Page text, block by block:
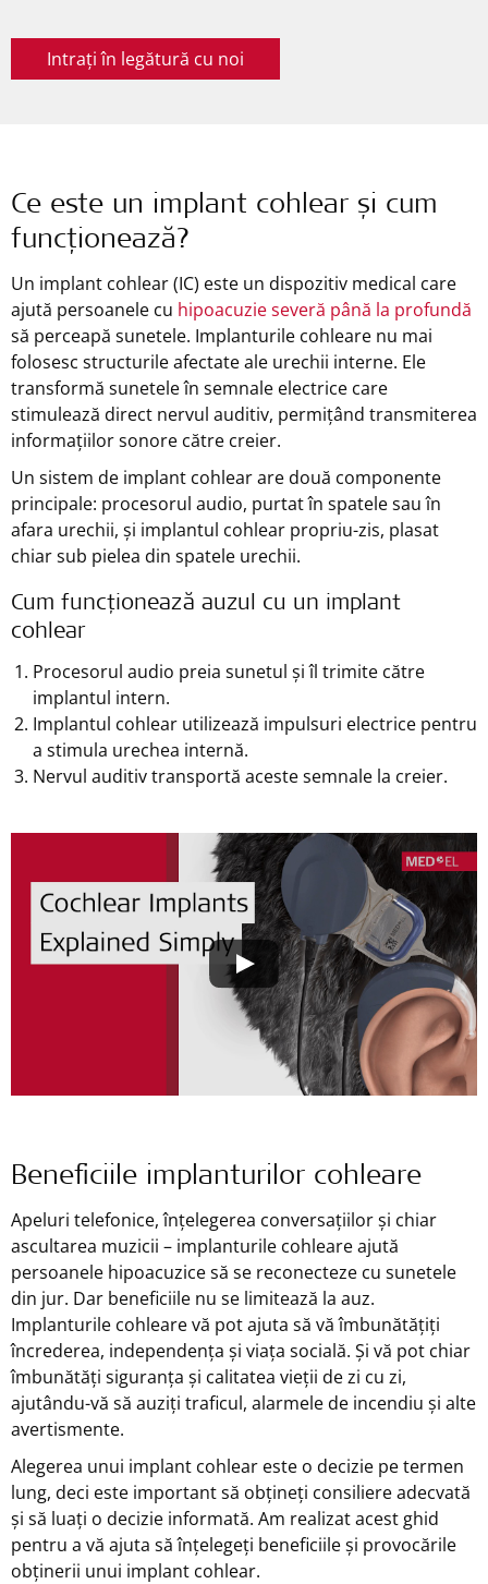
Intrați în legătură cu noi
Ce este un implant cohlear și cum
funcționează?
Un implant cohlear (IC) este un dispozitiv medical care
ajută persoanele cu hipoacuzie severă până la profundă
să perceapă sunetele. Implanturile cohleare nu mai
folosesc structurile afectate ale urechii interne. Ele
transformă sunetele în semnale electrice care
stimulează direct nervul auditiv, permițând transmiterea
informațiilor sonore către creier.
Un sistem de implant cohlear are două componente
principale: procesorul audio, purtat în spatele sau în
afara urechii, și implantul cohlear propriu-zis, plasat
chiar sub pielea din spatele urechii.
Cum funcționează auzul cu un implant
cohlear
Procesorul audio preia sunetul și îl trimite către
implantul intern.
Implantul cohlear utilizează impulsuri electrice pentru
a stimula urechea internă.
Nervul auditiv transportă aceste semnale la creier.
Beneficiile implanturilor cohleare
Apeluri telefonice, înțelegerea conversațiilor și chiar
ascultarea muzicii – implanturile cohleare ajută
persoanele hipoacuzice să se reconecteze cu sunetele
din jur. Dar beneficiile nu se limitează la auz.
Implanturile cohleare vă pot ajuta să vă îmbunătățiți
încrederea, independența și viața socială. Și vă pot chiar
îmbunătăți siguranța și calitatea vieții de zi cu zi,
ajutându-vă să auziți traficul, alarmele de incendiu și alte
avertismente.
Alegerea unui implant cohlear este o decizie pe termen
lung, deci este important să obțineți consiliere adecvată
și să luați o decizie informată. Am realizat acest ghid
pentru a vă ajuta să înțelegeți beneficiile și provocările
obținerii unui implant cohlear.